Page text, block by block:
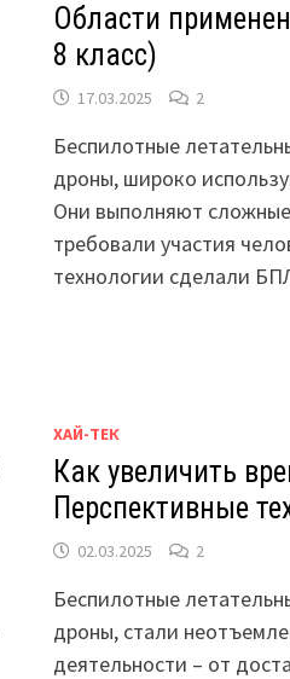
Области
8 класс)
17.03.2025 2
Беспилотные
дроны, широко
Они выполняют
требовали участия
технологии сделали
ХАЙ-ТЕК
Как увеличить
Перспективные
02.03.2025 2
Беспилотные
дроны, стали
деятельности – от